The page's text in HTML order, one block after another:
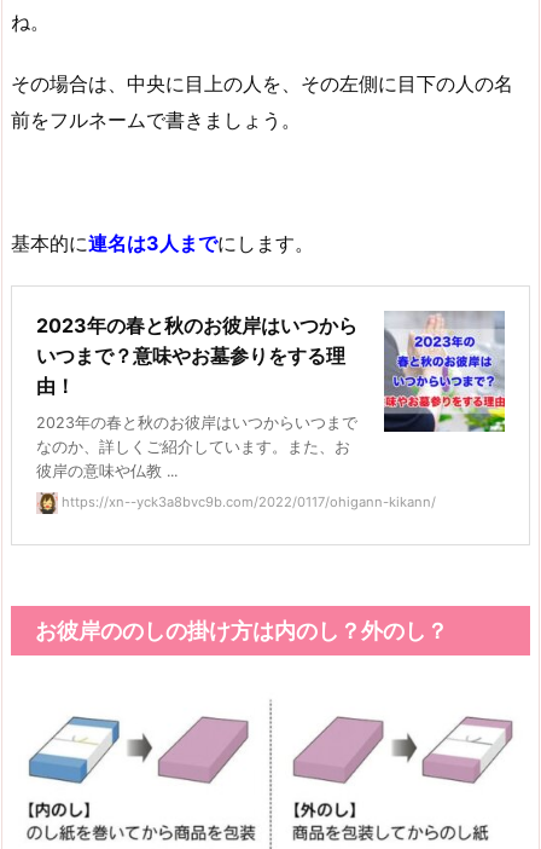
ね。
その場合は、中央に目上の人を、その左側に目下の人の名
前をフルネームで書きましょう。
基本的に連名は3人までにします。
2023年の春と秋のお彼岸はいつから
いつまで？意味やお墓参りをする理
由！
2023年の春と秋のお彼岸はいつからいつまで
なのか、詳しくご紹介しています。また、お
彼岸の意味や仏教 ...
https://xn--yck3a8bvc9b.com/2022/0117/ohigann-kikann/
お彼岸ののしの掛け方は内のし？外のし？